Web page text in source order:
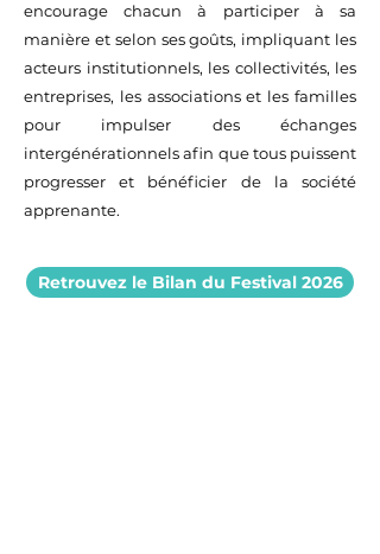
encourage chacun à participer à sa
manière et selon ses goûts, impliquant les
acteurs institutionnels, les collectivités, les
entreprises, les associations et les familles
pour impulser des échanges
intergénérationnels afin que tous puissent
progresser et bénéficier de la société
apprenante.
Retrouvez le Bilan du Festival 2026